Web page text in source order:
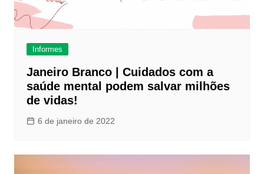
Informes
Janeiro Branco | Cuidados com a
saúde mental podem salvar milhões
de vidas!
6 de janeiro de 2022